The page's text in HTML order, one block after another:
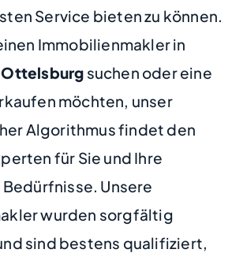
Service bieten zu können.
Immobilienmakler in
suchen oder eine
möchten, unser
Algorithmus findet den
für Sie und Ihre
Unsere
wurden sorgfältig
sind bestens qualifiziert,